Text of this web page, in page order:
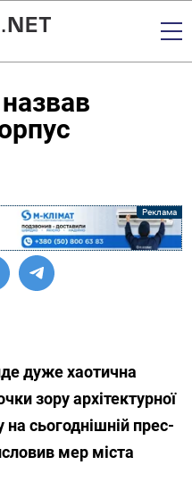
дуже хаотична
зору архітектурної
сьогоднішній прес-
мер міста